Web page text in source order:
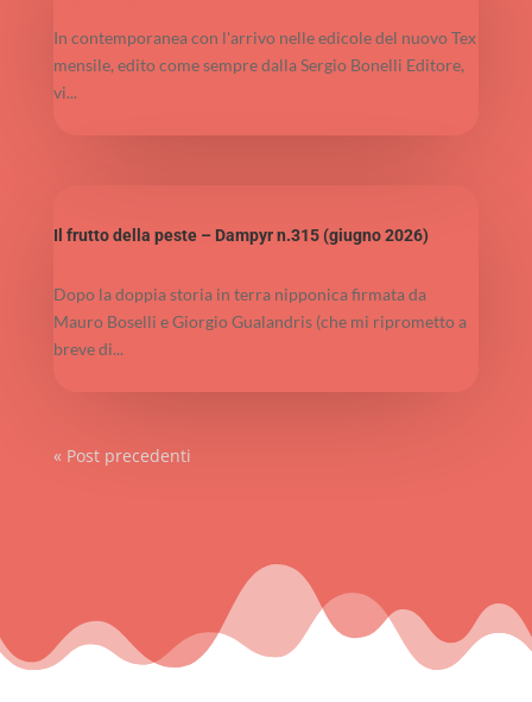
In contemporanea con l'arrivo nelle edicole del nuovo Tex
mensile, edito come sempre dalla Sergio Bonelli Editore,
vi...
Il frutto della peste – Dampyr n.315 (giugno 2026)
Dopo la doppia storia in terra nipponica firmata da
Mauro Boselli e Giorgio Gualandris (che mi riprometto a
breve di...
« Post precedenti